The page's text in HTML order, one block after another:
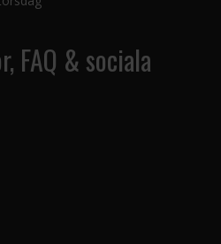
FAQ & sociala